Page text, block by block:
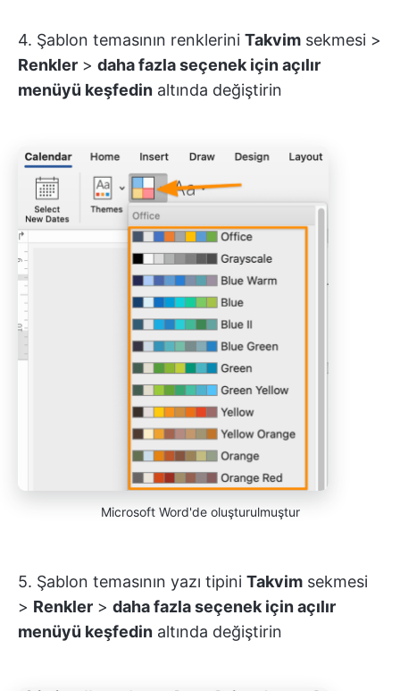
4. Şablon temasının renklerini Takvim sekmesi >
Renkler > daha fazla seçenek için açılır
menüyü keşfedin altında değiştirin
Microsoft Word'de oluşturulmuştur
5. Şablon temasının yazı tipini Takvim sekmesi
> Renkler > daha fazla seçenek için açılır
menüyü keşfedin altında değiştirin